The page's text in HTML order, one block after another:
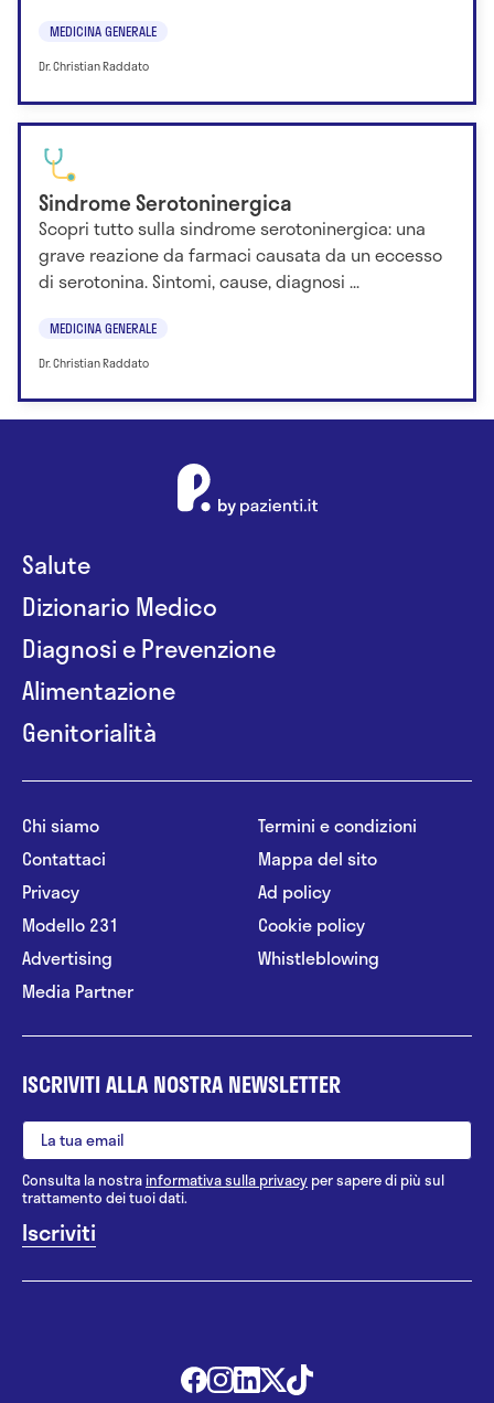
MEDICINA GENERALE
Dr. Christian Raddato
Sindrome Serotoninergica
Scopri tutto sulla sindrome serotoninergica: una
grave reazione da farmaci causata da un eccesso
di serotonina. Sintomi, cause, diagnosi ...
MEDICINA GENERALE
Dr. Christian Raddato
Salute
Dizionario Medico
Diagnosi e Prevenzione
Alimentazione
Genitorialità
Chi siamo
Contattaci
Privacy
Modello 231
Advertising
Media Partner
Termini e condizioni
Mappa del sito
Ad policy
Cookie policy
Whistleblowing
ISCRIVITI ALLA NOSTRA NEWSLETTER
Consulta la nostrainformativa sulla privacy per sapere di più sul
trattamento dei tuoi dati.